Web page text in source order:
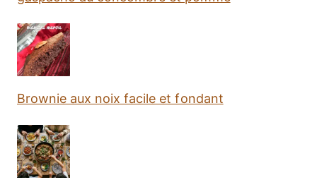
Brownie aux noix facile et fondant